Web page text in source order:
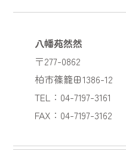
八幡苑然然
〒277-0862
柏市篠籠田1386-12
TEL：04-7197-3161
FAX：04-7197-3162